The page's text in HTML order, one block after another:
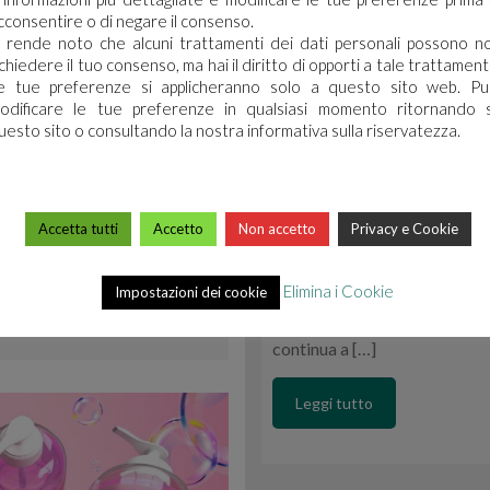
la nostra risposta
strutturato di
concrete, sostenibili
non si limita alle parole, ma
per il calcolo e la
VENTICINQUE
OBIETTIVO: UN
ARCO Chimica festeggia il
servizio di una pulizia
Ultimo nato il Sistema
sull’ambiente, calcolandone
rivoluzionare la cultura
continua a […]
Leggi tutto
o di negare il consenso.
rende noto che alcuni trattamenti dei dati personali possono
il tuo consenso, ma hai il diritto di opporti a tale
tue preferenze si applicheranno solo a questo sito web.
le tue preferenze in qualsiasi momento ritornando
sito o consultando la nostra informativa sulla riservatezza.
Accetta tutti Accetto Non accetto Privacy e Cookie
Impostazioni dei cookie Elimina i Cookie